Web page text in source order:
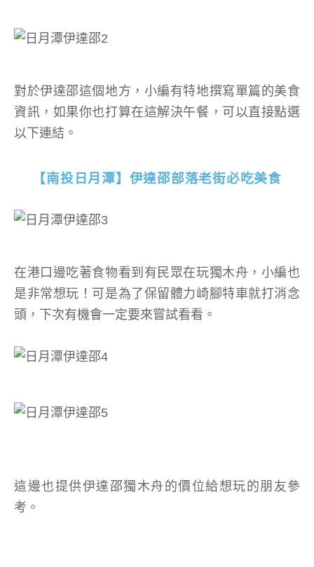
對於伊達邵這個地方，小編有特地撰寫單篇的美食
資訊，如果你也打算在這解決午餐，可以直接點選
以下連結。
【南投日月潭】伊達邵部落老街必吃美食
在港口邊吃著食物看到有民眾在玩獨木舟，小編也
是非常想玩！可是為了保留體力崎腳特車就打消念
頭，下次有機會一定要來嘗試看看。
這邊也提供伊達邵獨木舟的價位給想玩的朋友參
考。